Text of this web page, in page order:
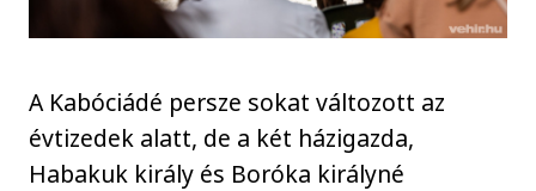
A Kabóciádé persze sokat változott az
évtizedek alatt, de a két házigazda,
Habakuk király és Boróka királyné